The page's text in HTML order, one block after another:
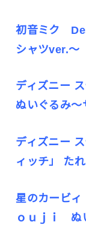
初音ミク
シャツver.～
ディズニー
ぬいぐるみ～
ディズニー
ィッチ」 た
星のカービ
ｏｕｊｉ ぬ